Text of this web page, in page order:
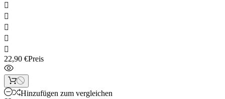





22,90 €Preis
Hinzufügen zum vergleichen